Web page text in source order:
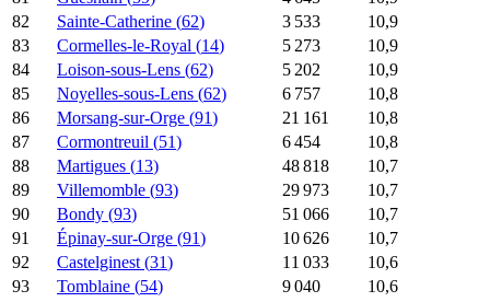
82
Sainte-Catherine (62) 3 533
10,9
83
Cormelles-le-Royal (14) 5 273
10,9
84
Loison-sous-Lens (62) 5 202
10,9
85
Noyelles-sous-Lens (62) 6 757
10,8
86
Morsang-sur-Orge (91) 21 161
10,8
87
Cormontreuil (51) 6 454
10,8
88
Martigues (13) 48 818
10,7
89
Villemomble (93) 29 973
10,7
90
Bondy (93) 51 066
10,7
91
Épinay-sur-Orge (91) 10 626
10,7
92
Castelginest (31) 11 033
10,6
93
Tomblaine (54) 9 040
10,6